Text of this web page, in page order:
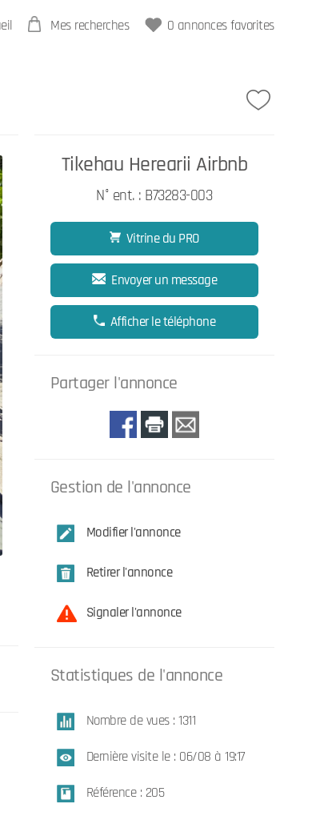
Mes recherches 0 annonces favorites
Tikehau Herearii Airbnb
N° ent. : B73283-003
Vitrine du PRO
Envoyer un message
Afficher le téléphone
Partager l'annonce
Gestion de l'annonce
Modifier l'annonce
Retirer l'annonce
Signaler l'annonce
Statistiques de l'annonce
Nombre de vues : 1311
Dernière visite le : 06/08 à 19:17
Référence : 205